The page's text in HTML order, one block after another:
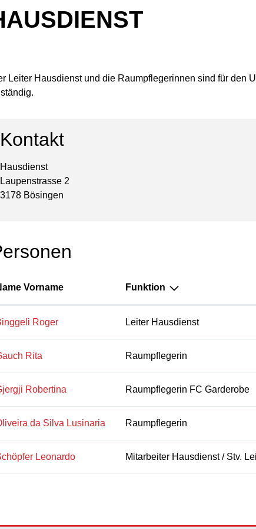
Leiter Hausdienst und die Raumpflegerinnen sind für den
Kontakt
Hausdienst
Laupenstrasse 2
3178 Bösingen
Vorname Funktion
Roger Leiter Hausdienst
Rita Raumpflegerin
Robertina Raumpflegerin FC Garderobe
da Silva Lusinaria Raumpflegerin
Leonardo Mitarbeiter Hausdienst / Stv.